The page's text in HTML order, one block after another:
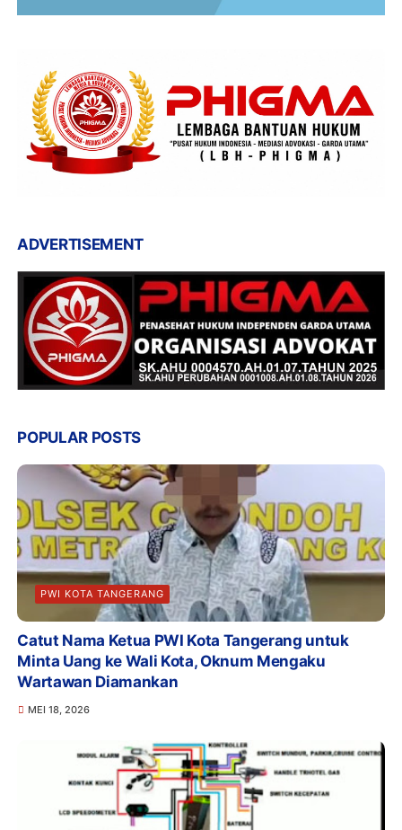
ADVERTISEMENT
POPULAR POSTS
PWI KOTA TANGERANG
Catut Nama Ketua PWI Kota Tangerang untuk
Minta Uang ke Wali Kota, Oknum Mengaku
Wartawan Diamankan
MEI 18, 2026